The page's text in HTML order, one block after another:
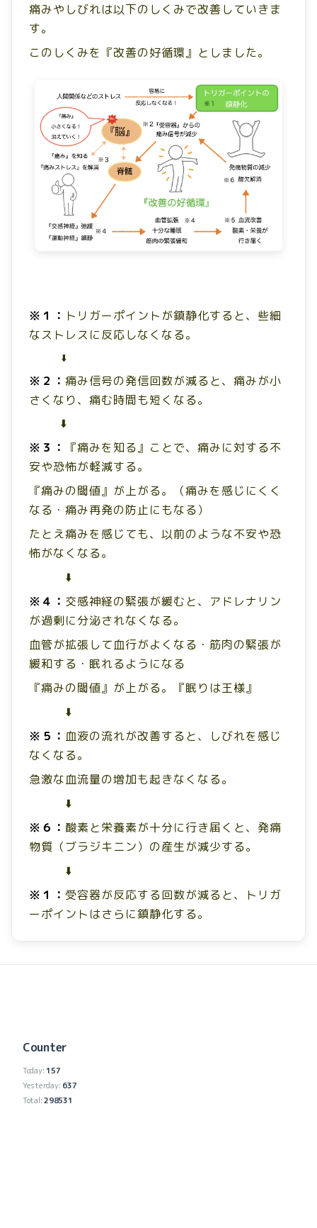
目から鱗の腰痛教室
痛みやしびれは以下のしくみで改善していきま
す。
このしくみを『改善の好循環』としました。
※１： トリガーポイントが鎮静化すると、些細
なストレスに反応しなくなる。
⬇️
※２： 痛み信号の発信回数が減ると、 痛みが小
さくなり、痛む時間も短くなる。
⬇️
※３：
『痛みを知る』ことで、痛みに対する不
安や恐怖が軽減する。
『痛みの閾値』が上がる。（痛みを感じにくく
なる・痛み再発の防止にもなる）
たとえ痛みを感じても、以前のような不安や恐
怖がなくなる。
⬇️
※４： 交感神経の緊張が緩むと、 アドレナリン
が過剰に分泌されなくなる。
血管が拡張して血行がよくなる ・ 筋肉の緊張が
緩和する・ 眠れるようになる
『痛みの閾値』が上がる。『眠りは王様』
⬇️
※５： 血液の流れが改善すると、
しびれを感じ
なくなる。
急激な血流量の増加も起きなくなる。
⬇️
※６： 酸素と栄養素が十分に行き届くと、 発痛
物質（ブラジキニン）の産生が減少する。
⬇️
※１： 受容器が反応する回数が減ると、
トリガ
ーポイントはさらに鎮静化する。
Counter
Today: 157
Yesterday: 637
Total:298531